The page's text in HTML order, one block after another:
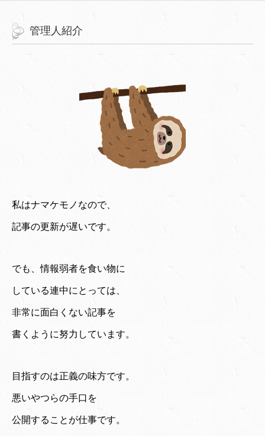
管理人紹介
私はナマケモノなので、
記事の更新が遅いです。
でも、情報弱者を食い物に
している連中にとっては、
非常に面白くない記事を
書くように努力しています。
目指すのは正義の味方です。
悪いやつらの手口を
公開することが仕事です。